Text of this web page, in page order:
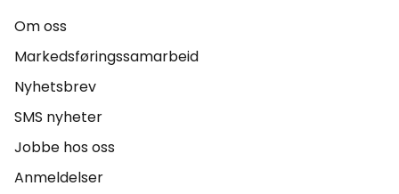
Om oss
Markedsføringssamarbeid
Nyhetsbrev
SMS nyheter
Jobbe hos oss
Anmeldelser